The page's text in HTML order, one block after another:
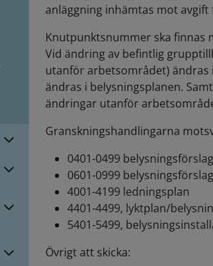
anläggning inhämtas mot
Knutpunktsnummer ska finnas
Vid ändring av befintlig
utanför arbetsområdet) ändras
ändras i belysningsplanen.
ändringar utanför
Granskningshandlingarna
0401-0499
0601-0999 belysningsförslag
4001-4199 ledningsplan
4401-4499, lyktplan/
5401-5499,
Övrigt att skicka: